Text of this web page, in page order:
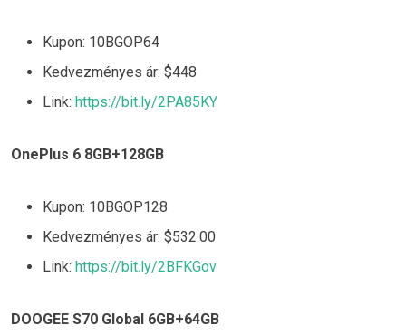
Kupon: 10BGOP64
Kedvezményes ár: $448
Link: https://bit.ly/2PA85KY
OnePlus 6 8GB+128GB
Kupon: 10BGOP128
Kedvezményes ár: $532.00
Link: https://bit.ly/2BFKGov
DOOGEE S70 Global 6GB+64GB